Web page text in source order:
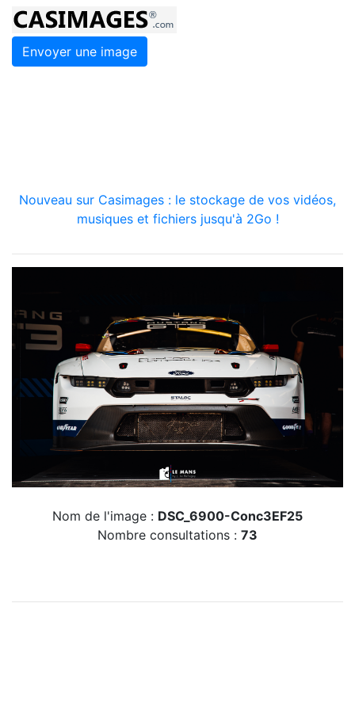
Envoyer une image
Nouveau sur Casimages : le stockage de vos vidéos,
musiques et fichiers jusqu'à 2Go !
Nom de l'image : DSC_6900-Conc3EF25
Nombre consultations : 73